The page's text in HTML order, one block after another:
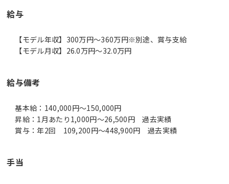
給与
【モデル年収】300万円〜360万円※別途、賞与支給
【モデル月収】26.0万円〜32.0万円
給与備考
基本給：140,000円～150,000円
昇給：1月あたり1,000円～26,500円 過去実績
賞与：年2回 109,200円～448,900円 過去実績
手当